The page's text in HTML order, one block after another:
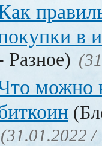
в
Разное)
можно
(31.01.2022 /